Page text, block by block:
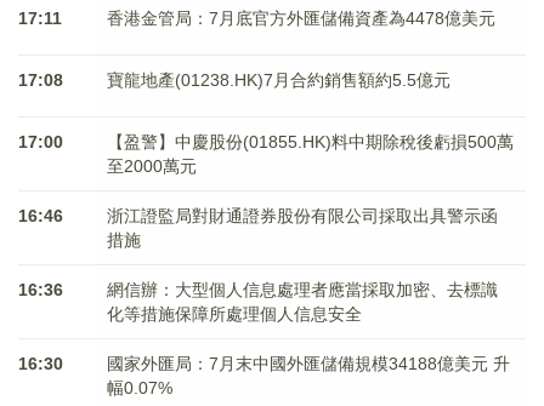
17:11 香港金管局：7月底官方外匯儲備資產為4478億美元
17:08 寶龍地產(01238.HK)7月合約銷售額約5.5億元
17:00
【盈警】中慶股份(01855.HK)料中期除稅後虧損500萬
至2000萬元
16:46
浙江證監局對財通證券股份有限公司採取出具警示函
措施
16:36
網信辦：大型個人信息處理者應當採取加密、去標識
化等措施保障所處理個人信息安全
16:30
國家外匯局：7月末中國外匯儲備規模34188億美元 升
幅0.07%